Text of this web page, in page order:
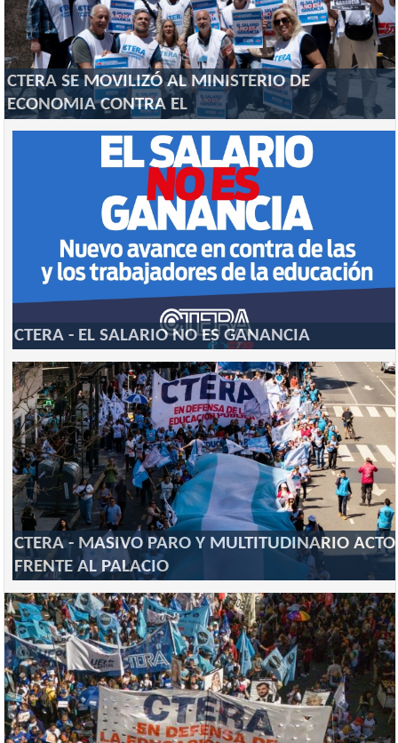
CTERA SE MOVILIZÓ AL MINISTERIO DE
ECONOMIA CONTRA EL
CTERA - EL SALARIO NO ES GANANCIA
CTERA - MASIVO PARO Y MULTITUDINARIO ACTO
FRENTE AL PALACIO